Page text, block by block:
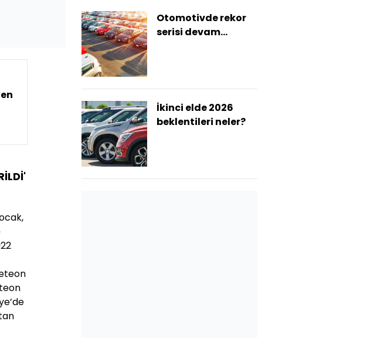
Otomotivde rekor
serisi devam
İkinci elde 2026
beklentileri neler?